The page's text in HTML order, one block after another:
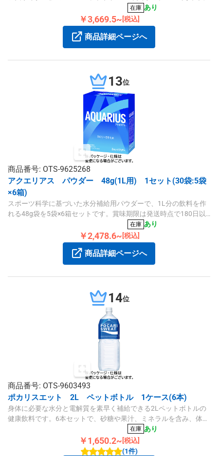
快な味わいと炭酸の刺激が楽しめます。毎日のリフレッシュにぜ
ひご活用ください。賞味期限は発送時点で残り60日以上の商品を
お届けいたします。
在庫 あり
￥3,669.5~ [税込]
商品詳細ページへ
13位
商品番号: OTS-9625268
アクエリアス パウダー 48g(1L用) 1セット(30袋:5袋
×6箱)
スポーツ科学に基づいた水分補給用パウダーで、1L分の飲料を作
れる48g袋を5袋×6箱セットです。賞味期限は発送時点で180日以
在庫 あり
￥2,478.6~ [税込]
商品詳細ページへ
14位
商品番号: OTS-9603493
ポカリスエット 2L ペットボトル 1ケース(6本)
身体に必要な水分と電解質を素早く補給できる2Lペットボトルの
健康飲料です。6本セットで、砂糖や果汁、ミネラルを含み、体液
在庫 あり
￥1,650.2~ [税込]
(1件)